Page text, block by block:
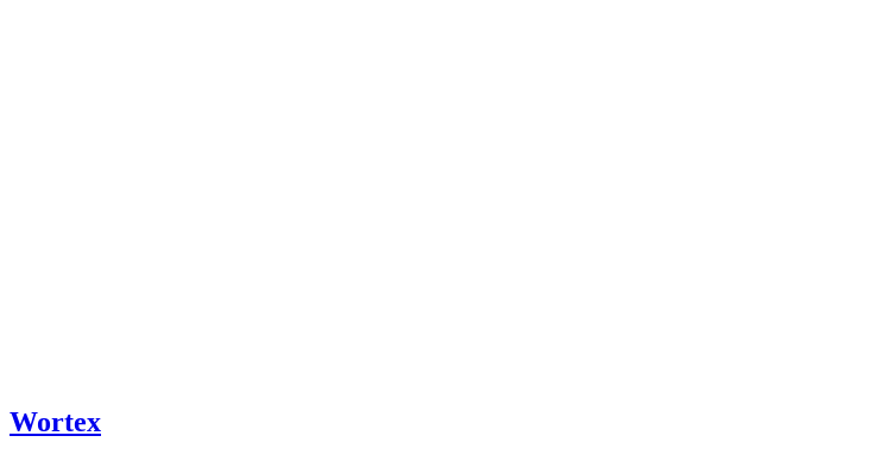
Wortex